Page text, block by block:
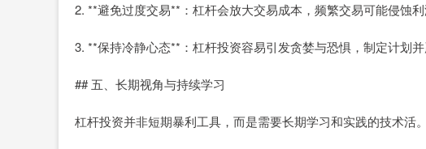
2. **避免过度交易**：杠杆会放大交易成本，频繁交易可能侵蚀利
3. **保持冷静心态**：杠杆投资容易引发贪婪与恐惧，制定计划并
## 五、长期视角与持续学习
杠杆投资并非短期暴利工具，而是需要长期学习和实践的技术活